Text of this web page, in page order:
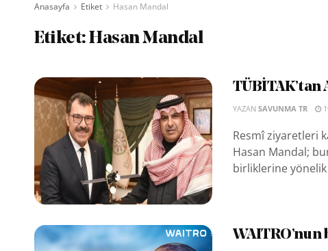
Anasayfa Etiket Hasan Mandal
Etiket:Hasan Mandal
YAZAN SAVUNMA TR
Resmî ziyaretleri
Hasan Mandal;
birliklerine yönelik
WAITRO’nun